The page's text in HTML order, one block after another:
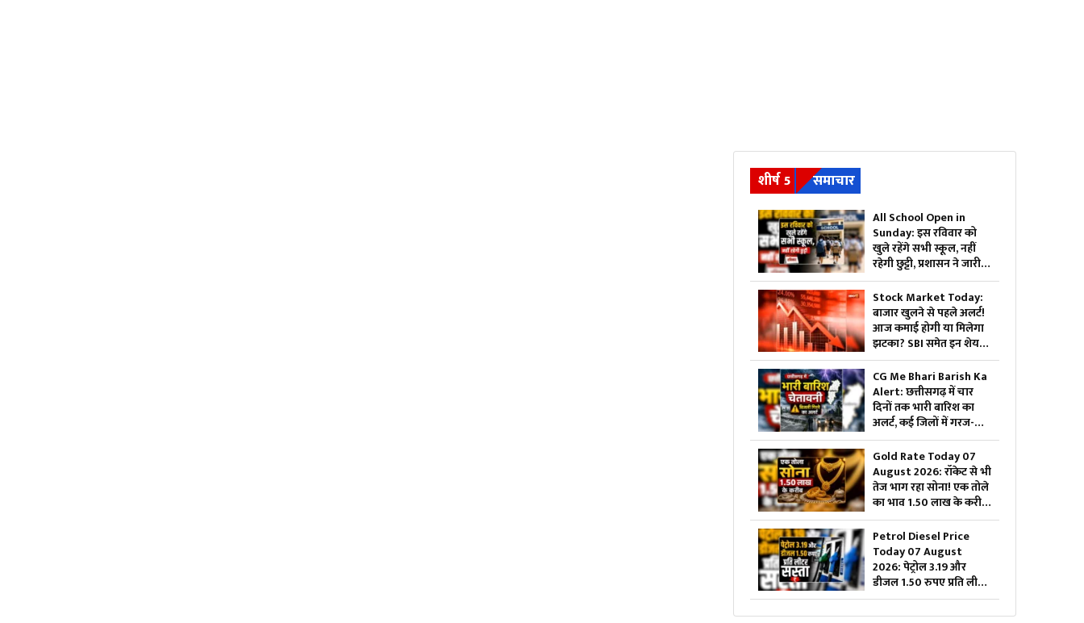
शीर्ष 5 समाचार
All School Open in
Sunday: इस रविवार को
खुले रहेंगे सभी स्कूल, नहीं
रहेगी छुट्टी, प्रशासन ने जारी
किया आदेश, जानिए क्यों
लिया गया ऐसा फैसला
Stock Market Today:
बाजार खुलने से पहले अलर्ट!
आज कमाई होगी या मिलेगा
झटका? SBI समेत इन शेयरों
में दिखेगा तगड़ा एक्शन
CG Me Bhari Barish Ka
Alert: छत्तीसगढ़ में चार
दिनों तक भारी बारिश का
अलर्ट, कई जिलों में गरज-
चमक और आकाशीय बिजली
गिरने की चेतावनी
Gold Rate Today 07
August 2026: रॉकेट से भी
तेज भाग रहा सोना! एक तोले
का भाव 1.50 लाख के करीब,
दिल्ली से चेन्नई तक बदल गए
गोल्ड के दाम, यहां चेक करें
ताजा रेट्स
Petrol Diesel Price
Today 07 August
2026: पेट्रोल 3.19 और
डीजल 1.50 रुपए प्रति लीटर
सस्ता, महंगाई की मार झेल
रही जनता को बड़ी राहत,